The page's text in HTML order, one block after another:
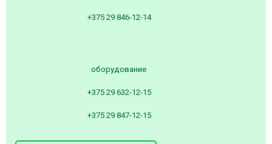
+375 29 846-12-14
оборудование
+375 29 632-12-15
+375 29 847-12-15